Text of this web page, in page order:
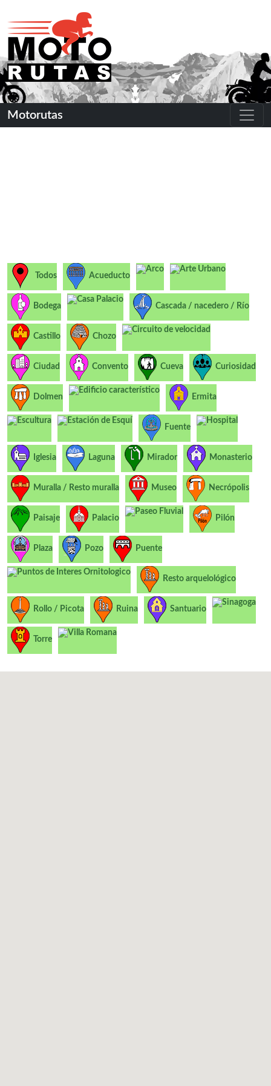
Motorutas
Todos Acueducto
Arco Arte Urbano
Bodega
Casa Palacio
Cascada / nacedero / Río
Castillo Chozo
Circuito de velocidad
Ciudad Convento Cueva Curiosidad
Dolmen
Edificio característico
Ermita
Escultura Estación de Esquí
Fuente
Hospital
Iglesia Laguna Mirador Monasterio
Muralla / Resto muralla Museo Necrópolis
Paisaje Palacio
Paseo Fluvial
Pilón
Plaza Pozo Puente
Puntos de Interes Ornitologico
Resto arquelológico
Rollo / Picota Ruina Santuario
Sinagoga
Torre
Villa Romana